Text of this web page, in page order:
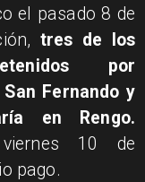
el pasado 8 de
tres de los
por
Fernando y
en Rengo.
10 de
pago.